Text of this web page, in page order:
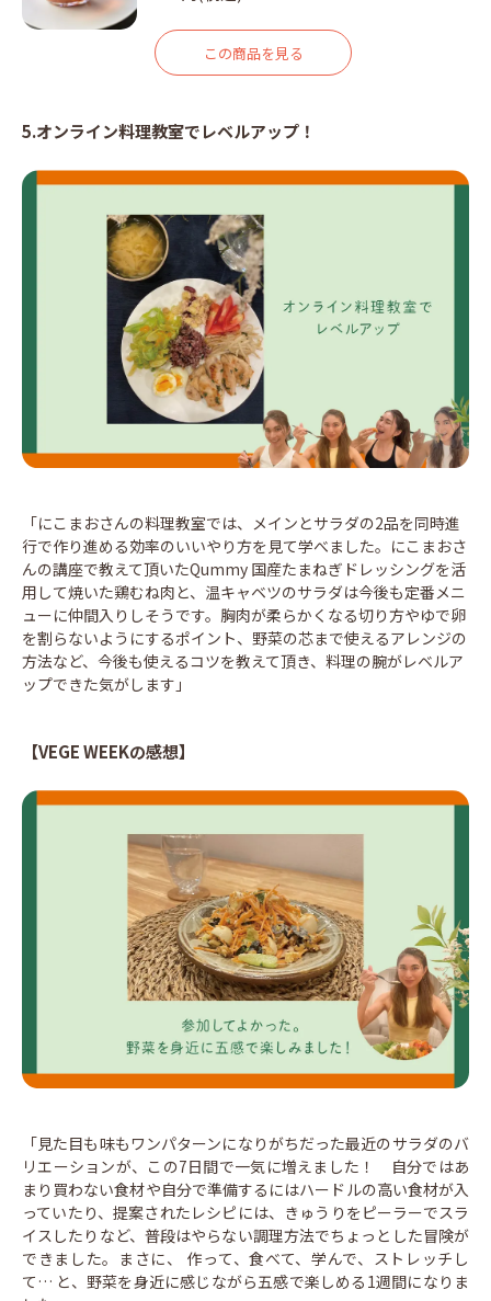
この商品を見る
5.オンライン料理教室でレベルアップ！
「にこまおさんの料理教室では、メインとサラダの2品を同時進
行で作り進める効率のいいやり方を見て学べました。にこまおさ
んの講座で教えて頂いたQummy 国産たまねぎドレッシングを活
用して焼いた鶏むね肉と、温キャベツのサラダは今後も定番メニ
ューに仲間入りしそうです。胸肉が柔らかくなる切り方やゆで卵
を割らないようにするポイント、野菜の芯まで使えるアレンジの
方法など、今後も使えるコツを教えて頂き、料理の腕がレベルア
ップできた気がします」
【VEGE WEEKの感想】
「見た目も味もワンパターンになりがちだった最近のサラダのバ
リエーションが、この7日間で一気に増えました！ 自分ではあ
まり買わない食材や自分で準備するにはハードルの高い食材が入
っていたり、提案されたレシピには、きゅうりをピーラーでスラ
イスしたりなど、普段はやらない調理方法でちょっとした冒険が
できました。まさに、 作って、食べて、学んで、ストレッチし
て… と、野菜を身近に感じながら五感で楽しめる1週間になりま